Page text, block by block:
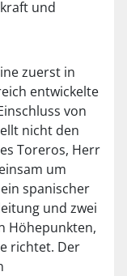
und
zuerst in
entwickelte
von
nicht den
Toreros, Herr
um
spanischer
und zwei
Höhepunkten,
richtet. Der